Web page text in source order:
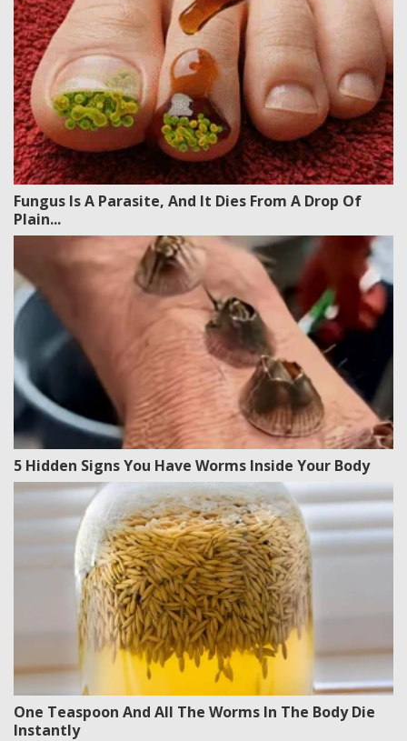
Fungus Is A Parasite, And It Dies From A Drop Of
Plain...
5 Hidden Signs You Have Worms Inside Your Body
One Teaspoon And All The Worms In The Body Die
Instantly